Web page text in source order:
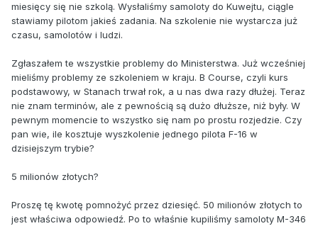
miesięcy się nie szkolą. Wysłaliśmy samoloty do Kuwejtu, ciągle
stawiamy pilotom jakieś zadania. Na szkolenie nie wystarcza już
czasu, samolotów i ludzi.
Zgłaszałem te wszystkie problemy do Ministerstwa. Już wcześniej
mieliśmy problemy ze szkoleniem w kraju. B Course, czyli kurs
podstawowy, w Stanach trwał rok, a u nas dwa razy dłużej. Teraz
nie znam terminów, ale z pewnością są dużo dłuższe, niż były. W
pewnym momencie to wszystko się nam po prostu rozjedzie. Czy
pan wie, ile kosztuje wyszkolenie jednego pilota F-16 w
dzisiejszym trybie?
5 milionów złotych?
Proszę tę kwotę pomnożyć przez dziesięć. 50 milionów złotych to
jest właściwa odpowiedź. Po to właśnie kupiliśmy samoloty M-346